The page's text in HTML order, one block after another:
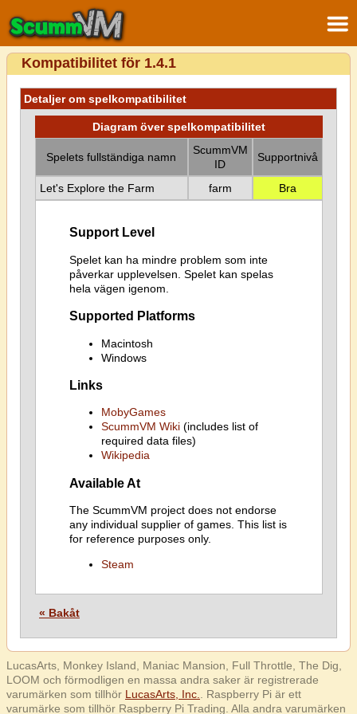
Kompatibilitet för 1.4.1
Detaljer om spelkompatibilitet
Diagram över spelkompatibilitet
Spelets fullständiga namn
ScummVM
ID
Supportnivå
Let's Explore the Farm farm Bra
Support Level
Spelet kan ha mindre problem som inte
påverkar upplevelsen. Spelet kan spelas
hela vägen igenom.
Supported Platforms
Macintosh
Windows
Links
MobyGames
ScummVM Wiki(includes list of
required data files)
Wikipedia
Available At
The ScummVM project does not endorse
any individual supplier of games. This list is
for reference purposes only.
Steam
« Bakåt
LucasArts, Monkey Island, Maniac Mansion, Full Throttle, The Dig,
LOOM och förmodligen en massa andra saker är registrerade
varumärken som tillhör LucasArts, Inc.
. Raspberry Pi är ett
varumärke som tillhör Raspberry Pi Trading. Alla andra varumärken